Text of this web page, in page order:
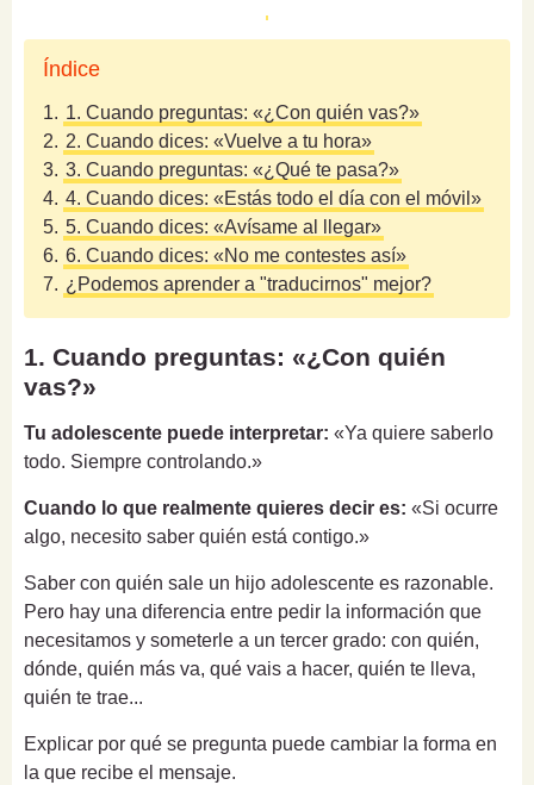
Índice
1. 1. Cuando preguntas: «¿Con quién vas?»
2. 2. Cuando dices: «Vuelve a tu hora»
3. 3. Cuando preguntas: «¿Qué te pasa?»
4. 4. Cuando dices: «Estás todo el día con el móvil»
5. 5. Cuando dices: «Avísame al llegar»
6. 6. Cuando dices: «No me contestes así»
7. ¿Podemos aprender a "traducirnos" mejor?
1. Cuando preguntas: «¿Con quién
vas?»
Tu adolescente puede interpretar: «Ya quiere saberlo
todo. Siempre controlando.»
Cuando lo que realmente quieres decir es: «Si ocurre
algo, necesito saber quién está contigo.»
Saber con quién sale un hijo adolescente es razonable.
Pero hay una diferencia entre pedir la información que
necesitamos y someterle a un tercer grado: con quién,
dónde, quién más va, qué vais a hacer, quién te lleva,
quién te trae...
Explicar por qué se pregunta puede cambiar la forma en
la que recibe el mensaje.